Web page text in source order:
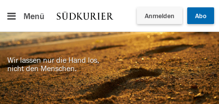
Menü Anmelden Abo
Wir lassen nur die Hand los,
nicht den Menschen.